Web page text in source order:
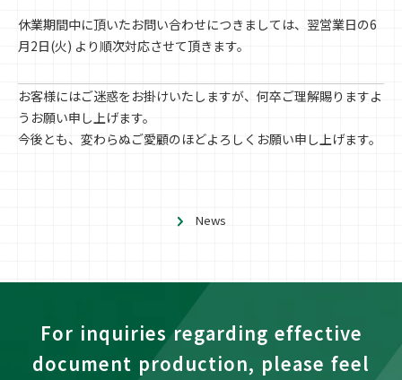
休業期間中に頂いたお問い合わせにつきましては、翌営業日の6
月2日(火) より順次対応させて頂きます。
お客様にはご迷惑をお掛けいたしますが、何卒ご理解賜りますよ
うお願い申し上げます。
今後とも、変わらぬご愛顧のほどよろしくお願い申し上げます。
News
For inquiries regarding effective
document production, please feel